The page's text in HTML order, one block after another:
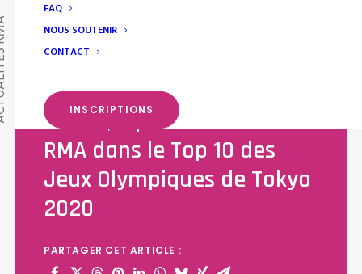
FAQ
NOUS SOUTENIR
CONTACT
INSCRIPTIONS
Valentin Prades et Marie
Oteiza, 2 pentathlètes du
RMA dans le Top 10 des
Jeux Olympiques de Tokyo
2020
PARTAGER CET ARTICLE :